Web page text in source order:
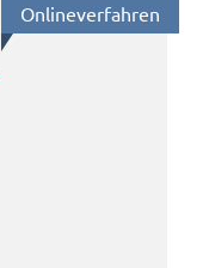
Online­ver­fah­ren